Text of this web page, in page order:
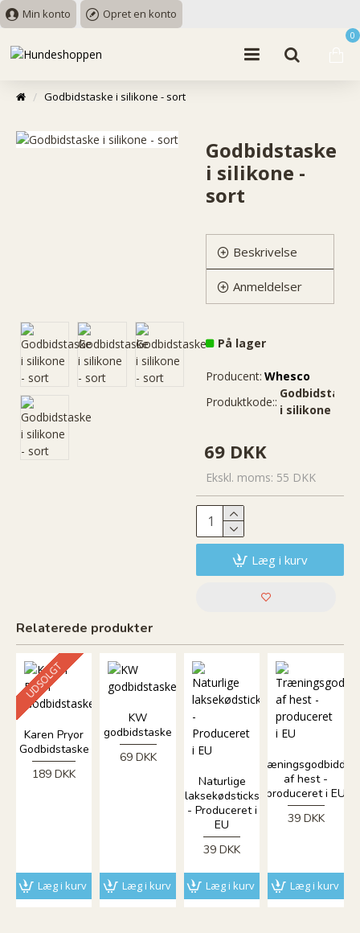
Min konto Opret en konto
0
Godbidstaske i silikone - sort
Godbidstaske
i silikone -
sort
Beskrivelse
Anmeldelser
69 DKK
Ekskl. moms: 55 DKK
På lager
Producent: Whesco
Produktkode::
Godbidstaske
i silikone sort
Læg i kurv
Relaterede produkter
UDSOLGT
Karen Pryor
Godbidstaske
189 DKK
Læg i kurv
KW
godbidstaske
69 DKK
Læg i kurv
Naturlige
laksekødsticks
- Produceret i
EU
39 DKK
Læg i kurv
Træningsgodbidder
af hest -
produceret i EU
39 DKK
Læg i kurv